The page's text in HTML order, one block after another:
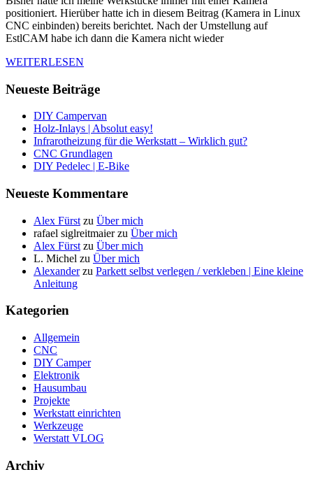
Warum
habe
gefräst?
positioniert. Hierüber hatte ich in diesem Beitrag (Kamera in Linux
CNC einbinden) bereits berichtet. Nach der Umstellung auf
EstlCAM habe ich dann die Kamera nicht wieder
WEITERLESEN
Neueste Beiträge
DIY Campervan
Holz-Inlays | Absolut easy!
Infrarotheizung für die Werkstatt – Wirklich gut?
CNC Grundlagen
DIY Pedelec | E-Bike
Neueste Kommentare
Alex Fürst zu Über mich
rafael siglreitmaierzu Über mich
Alex Fürst zu Über mich
L. Michel zu Über mich
Alexanderzu Parkett selbst verlegen / verkleben | Eine kleine
Anleitung
Kategorien
Allgemein
CNC
DIY Camper
Elektronik
Hausumbau
Projekte
Werkstatt einrichten
Werkzeuge
Werstatt VLOG
Archiv